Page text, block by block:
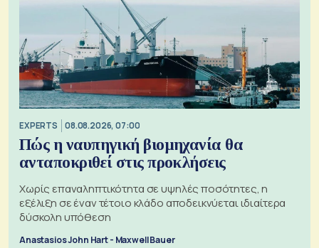
EXPERTS 08.08.2026, 07:00
Πώς η ναυπηγική βιομηχανία θα
ανταποκριθεί στις προκλήσεις
Χωρίς επαναληπτικότητα σε υψηλές ποσότητες, η
εξέλιξη σε έναν τέτοιο κλάδο αποδεικνύεται ιδιαίτερα
δύσκολη υπόθεση
Anastasios John Hart - Maxwell Bauer